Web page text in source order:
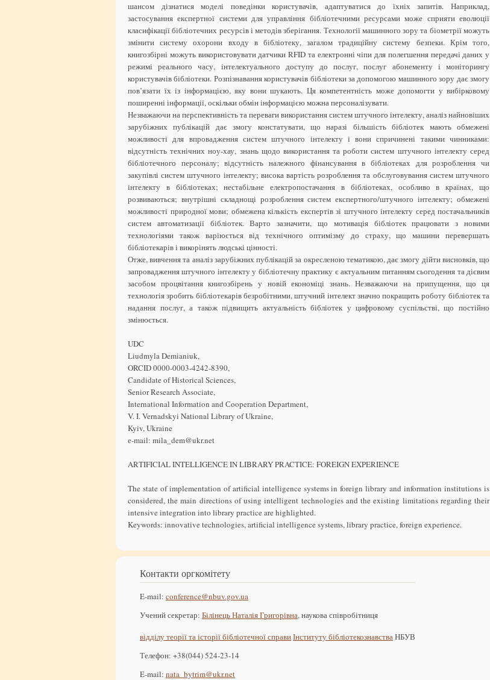
шансом дізнатися моделі поведінки користувачів, адаптуватися до їхніх запитів. Наприклад,
застосування експертної системи для управління бібліотечними ресурсами може сприяти еволюції
класифікації бібліотечних ресурсів і методів зберігання. Технології машинного зору та біометрії можуть
змінити систему охорони входу в бібліотеку, загалом традиційну систему безпеки. Крім того,
книгозбірні можуть використовувати датчики RFID та електронні чіпи для полегшення передачі даних у
режимі реального часу, інтелектуального доступу до послуг, послуг абонементу і моніторингу
користувачів бібліотеки. Розпізнавання користувачів бібліотеки за допомогою машинного зору дає змогу
пов’язати їх із інформацією, яку вони шукають. Ця компетентність може допомогти у вибірковому
поширенні інформації, оскільки обмін інформацією можна персоналізувати.
Незважаючи на перспективність та переваги використання систем штучного інтелекту, аналіз найновіших
зарубіжних публікацій дає змогу констатувати, що наразі більшість бібліотек мають обмежені
можливості для впровадження систем штучного інтелекту і вони спричинені такими чинниками:
відсутність технічних ноу-хау, знань щодо використання та роботи систем штучного інтелекту серед
бібліотечного персоналу; відсутність належного фінансування в бібліотеках для розроблення чи
закупівлі систем штучного інтелекту; висока вартість розроблення та обслуговування систем штучного
інтелекту в бібліотеках; нестабільне електропостачання в бібліотеках, особливо в країнах, що
розвиваються; внутрішні складнощі розроблення систем експертного/штучного інтелекту; обмежені
можливості природної мови; обмежена кількість експертів зі штучного інтелекту серед постачальників
систем автоматизації бібліотек. Варто зазначити, що мотивація бібліотек працювати з новими
технологіями також варіюється від технічного оптимізму до страху, що машини перевершать
бібліотекарів і викорінять людські цінності.
Отже, вивчення та аналіз зарубіжних публікацій за окресленою тематикою, дає змогу дійти висновків, що
запровадження штучного інтелекту у бібліотечну практику є актуальним питанням сьогодення та дієвим
засобом процвітання книгозбірень у новій економіці знань. Незважаючи на припущення, що ця
технологія зробить бібліотекарів безробітними, штучний інтелект значно покращить роботу бібліотек та
надання послуг, а також підвищить актуальність бібліотек у цифровому суспільстві, що постійно
змінюється.
UDC
Liudmyla Demianiuk,
ORCID 0000-0003-4242-8390,
Candidate of Historical Sciences,
Senior Research Associate,
International Information and Сooperation Department,
V. I. Vernadskyi Nаtional Library of Ukraine,
Kyiv, Ukraine
е-mail: mila_dem@ukr.net
ARTIFICIAL INTELLIGENCE IN LIBRARY PRACTICE: FOREIGN EXPERIENCE
The state of implementation of artificial intelligence systems in foreign library and information institutions is
considered, the main directions of using intelligent technologies and the existing limitations regarding their
intensive integration into library practice are highlighted.
Keywords: innovative technologies, artificial intelligence systems, library practice, foreign experience.
Контакти оргкомітету
E-mail: conference@nbuv.gov.ua
Учений секретар: Білінець Наталія Григорівна, наукова співробітниця
відділу теорії та історії бібліотечної справиІнституту бібліотекознавстваНБУВ
Телефон: +38(044) 524-23-14
E-mail: nata_bytrim@ukr.net